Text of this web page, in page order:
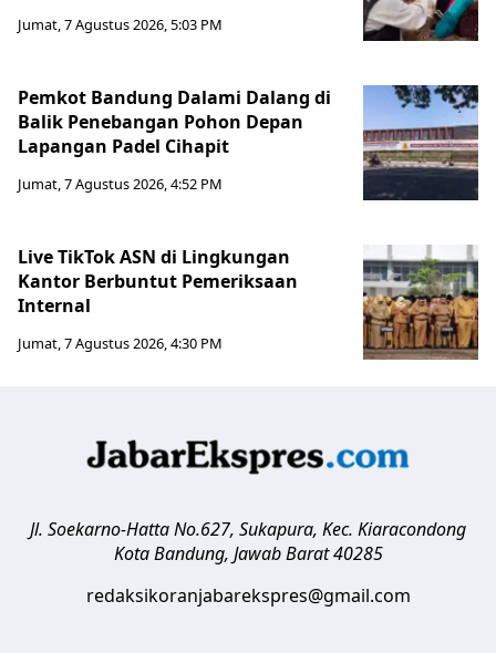
Jumat, 7 Agustus 2026, 5:03 PM
Pemkot Bandung Dalami Dalang di
Balik Penebangan Pohon Depan
Lapangan Padel Cihapit
Jumat, 7 Agustus 2026, 4:52 PM
Live TikTok ASN di Lingkungan
Kantor Berbuntut Pemeriksaan
Internal
Jumat, 7 Agustus 2026, 4:30 PM
Jl. Soekarno-Hatta No.627, Sukapura, Kec. Kiaracondong
Kota Bandung, Jawab Barat 40285
redaksikoranjabarekspres@gmail.com